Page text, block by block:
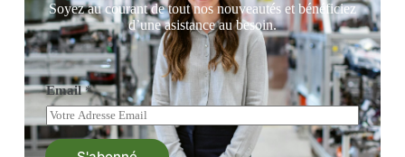
Soyez au courant de tout nos nouveautés et bénéficiez
d’une asistance au besoin.
Email*